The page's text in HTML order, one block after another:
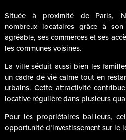
Située à proximité de Paris,
nombreux locataires grâce à son
agréable, ses commerces et ses
les communes voisines.
La ville séduit aussi bien les
un cadre de vie calme tout en
urbains. Cette attractivité
locative régulière dans plusieurs
Pour les propriétaires bailleurs,
opportunité d’investissement sur le